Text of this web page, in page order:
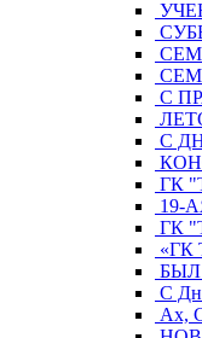
С
С
ГК
19-
ГК
С
Ах,